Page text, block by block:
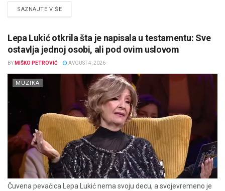
SAZNAJTE VIŠEDETAILS
Lepa Lukić otkrila šta je napisala u testamentu: Sve
ostavlja jednoj osobi, ali pod ovim uslovom
BY MIŠKO PETROVIĆ AVGUST 4, 2026
MUZIKA
Čuvena pevačica Lepa Lukić nema svoju decu, a svojevremeno je